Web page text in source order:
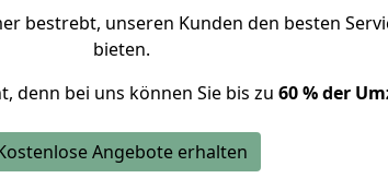
bestrebt, unseren Kunden den besten
bieten.
denn bei uns können Sie bis zu 60 % der
Angebote erhalten